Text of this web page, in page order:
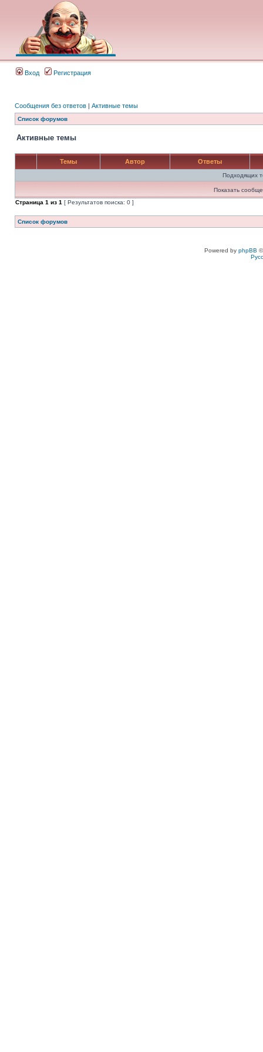
Вход Регистрация
Сообщения без ответов | Активные темы
Список форумов
Активные темы
Темы Автор Ответы
Подходящих
Показать
Страница 1 из 1 [ Результатов поиска: 0 ]
Список форумов
Powered by phpBB